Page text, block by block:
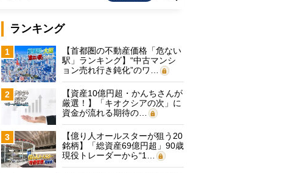
ランキング
1
【首都圏の不動産価格「危ない
駅」ランキング】“中古マンシ
ョン売れ行き鈍化”のワ…
2
【資産10億円超・かんちさんが
厳選！】「キオクシアの次」に
資金が流れる期待の…
3
【億り人オールスターが狙う20
銘柄】「総資産69億円超」90歳
現役トレーダーから“1…